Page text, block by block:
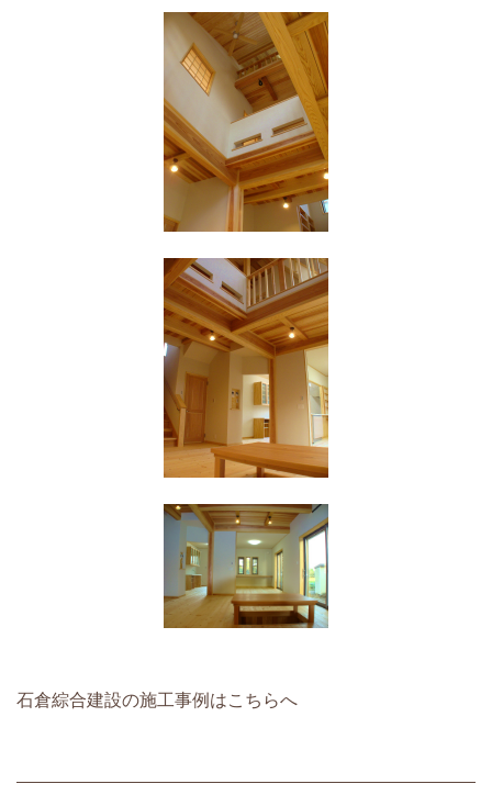
石倉綜合建設の施工事例はこちらへ